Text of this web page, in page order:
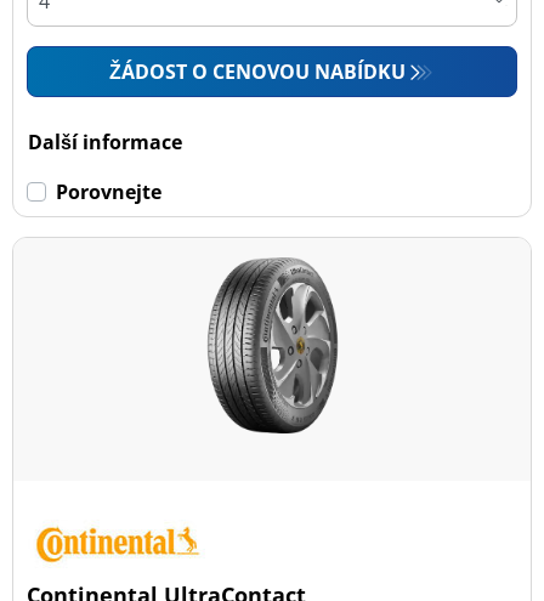
ŽÁDOST O CENOVOU NABÍDKU
Další informace
Porovnejte
Continental UltraContact